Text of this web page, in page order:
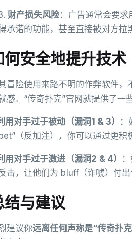
财产损失风险：广告通常会要求
承诺的功能，甚至直接被对方拉
何安全地提升技术
冒险使用来路不明的作弊软件
感。“传奇扑克”官网就提供了一
用对手过于被动（漏洞1 & 3）
：
（反加注），你可以通过更积
用对手过于激进（漏洞2 & 4）
击，让他们为 bluff（诈唬）付出
结与建议
建议你远离任何声称是“传奇扑